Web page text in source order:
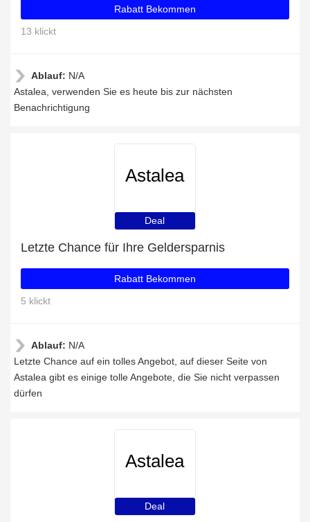
Rabatt Bekommen
13 klickt
Ablauf: N/A
Astalea, verwenden Sie es heute bis zur nächsten
Benachrichtigung
Astalea
Deal
Letzte Chance für Ihre Geldersparnis
Rabatt Bekommen
5 klickt
Ablauf: N/A
Letzte Chance auf ein tolles Angebot, auf dieser Seite von
Astalea gibt es einige tolle Angebote, die Sie nicht verpassen
dürfen
Astalea
Deal